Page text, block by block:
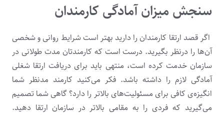
سنجش میزان آمادگی کارمندان
اگر قصد ارتقا کارمندان را دارید بهتر است شرایط روانی و شخصی
آن‌ها را درنظر بگیرید. درست است که کارمندتان مدت طولانی در
سازمان خدمت کرده است، منتهی باید برای دریافت ارتقا شغلی
آمادگی لازم را داشته باشد. فکر می‌کنید کارمند مدنظر شما
انگیزه‌ی کافی برای مسئولیت‌های بالاتر را دارد؟ گاهی شما تصمیم
می‌گیرید که فردی را به مقامی بالاتر در سازمان ارتقا دهید.